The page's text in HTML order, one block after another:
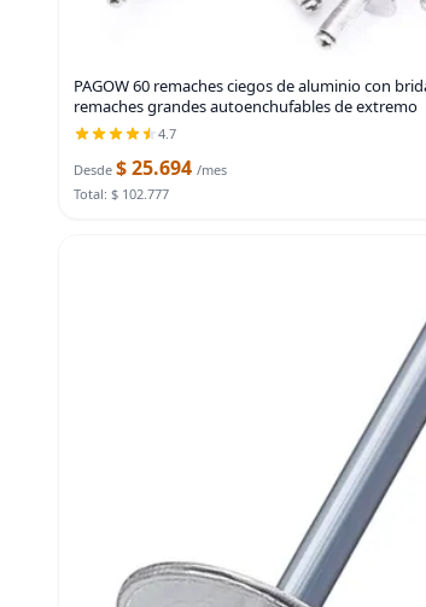
PAGOW 60 remaches ciegos de aluminio con
remaches grandes autoenchufables de extremo
4.7
Desde $ 25.694 /mes
Total: $ 102.777